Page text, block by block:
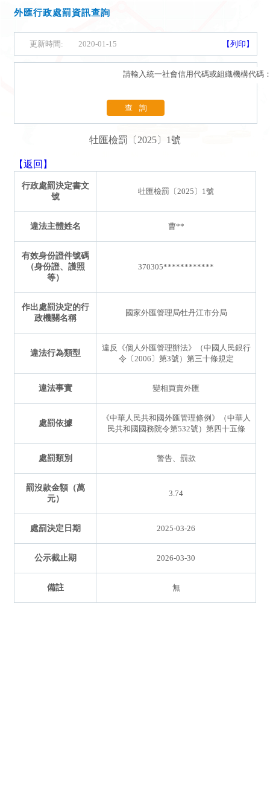
外匯行政處罰資訊查詢
更新時間: 2020-01-15 【列印】
請輸入統一社會信用代碼或組織機構代碼
查詢
牡匯檢罰〔2025〕1號
【返回】
行政處罰決定書文
號
牡匯檢罰〔2025〕1號
違法主體姓名 曹**
有效身份證件號碼
（身份證、護照
等）
370305************
作出處罰決定的行
政機關名稱
國家外匯管理局牡丹江市分局
違法行為類型
違反《個人外匯管理辦法》（中國人民銀行
令〔2006〕第3號）第三十條規定
違法事實 變相買賣外匯
處罰依據
《中華人民共和國外匯管理條例》（中華人
民共和國國務院令第532號）第四十五條
處罰類別 警告、罰款
罰沒款金額（萬
元）
3.74
處罰決定日期 2025-03-26
公示截止期 2026-03-30
備註 無